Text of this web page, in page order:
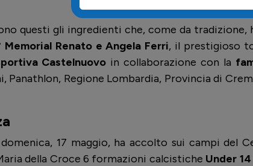
questi gli ingredienti che, come da tradizione,
Memorial Renato e Angela Ferri, il prestigioso
Castelnuovo in collaborazione con la
Panathlon, Regione Lombardia, Provincia di
domenica, 17 maggio, ha accolto sui campi del
della Croce 6 formazioni calcistiche Under 14